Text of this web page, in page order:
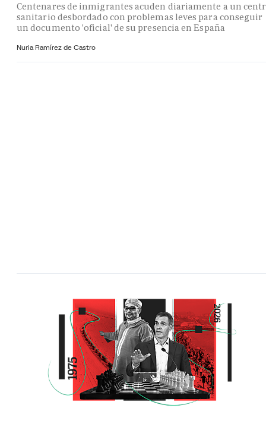
Centenares de inmigrantes acuden diariamente a un
sanitario desbordado con problemas leves para conseguir
un documento 'oficial' de su presencia en España
Nuria Ramírez de Castro